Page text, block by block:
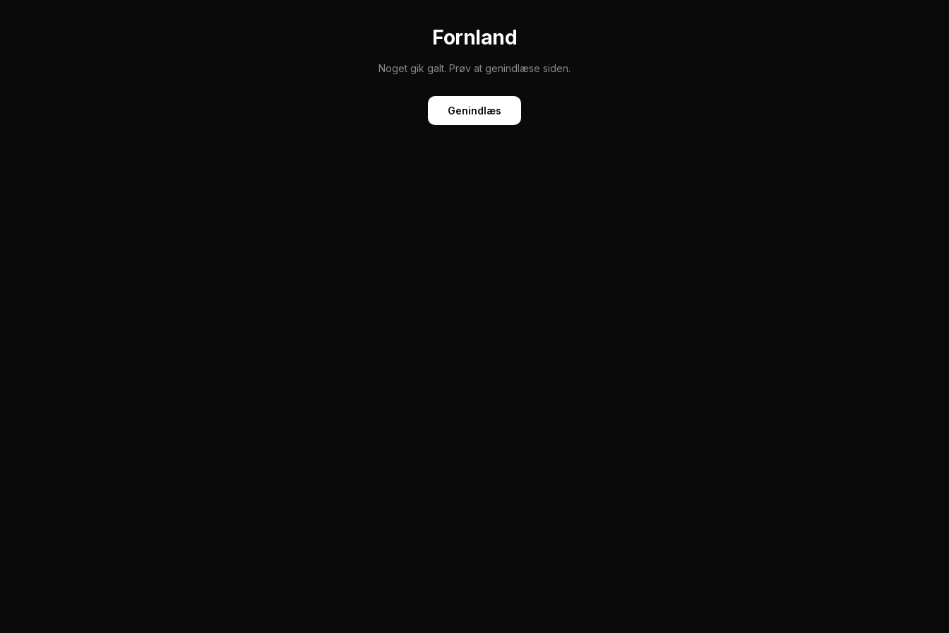
Fornland
Noget gik galt. Prøv at genindlæse siden.
Genindlæs